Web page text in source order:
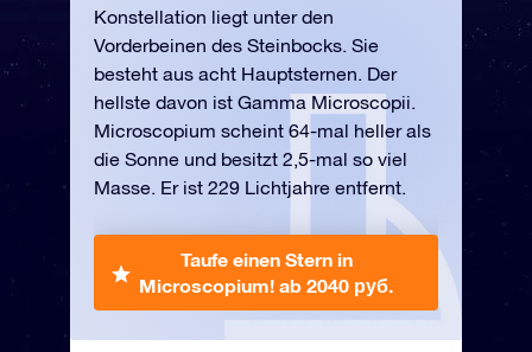
Konstellation liegt unter den
Vorderbeinen des Steinbocks. Sie
besteht aus acht Hauptsternen. Der
hellste davon ist Gamma Microscopii.
Microscopium scheint 64-mal heller als
die Sonne und besitzt 2,5-mal so viel
Masse. Er ist 229 Lichtjahre entfernt.
Taufe einen Stern in
Microscopium! ab 2040 руб.